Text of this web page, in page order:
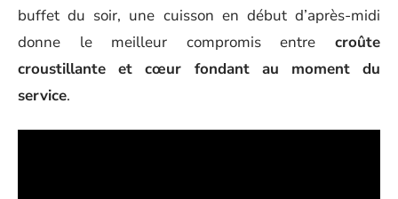
buffet du soir, une cuisson en début d’après-midi
donne le meilleur compromis entre croûte
croustillante et cœur fondant au moment du
service.